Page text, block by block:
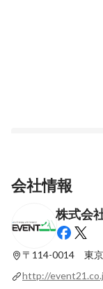
新卒でも、その先も
じられる会社です！
固定された投稿
会社情報
株式会
〒114-0014 東京
http://